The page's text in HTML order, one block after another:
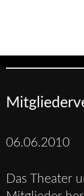
06.06.2010
Das Theater